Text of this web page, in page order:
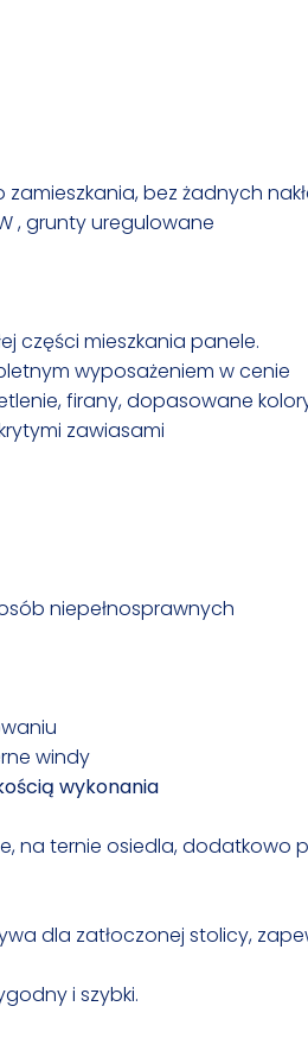
bez żadnych
, grunty uregulowane
części mieszkania panele.
wyposażeniem w cenie
firany, dopasowane
zawiasami
niepełnosprawnych
windy
wykonania
na ternie osiedla, dodatkowo
dla zatłoczonej stolicy,
i szybki.